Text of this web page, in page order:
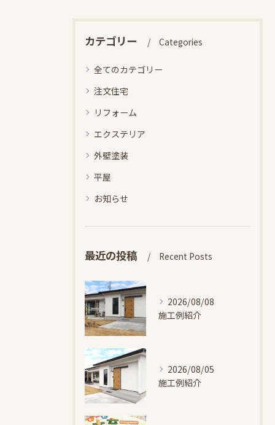
カテゴリー Categories
全てのカテゴリー
注文住宅
リフォーム
エクステリア
外壁塗装
平屋
お知らせ
最近の投稿 Recent Posts
2026/08/08
施工例紹介
2026/08/05
施工例紹介